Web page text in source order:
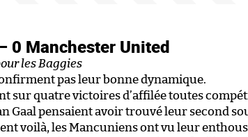
0 Manchester United
les Baggies
pas leur bonne dynamique.
sur quatre victoires d’affilée toutes
Gaal pensaient avoir trouvé leur second
voilà, les Mancuniens ont vu leur